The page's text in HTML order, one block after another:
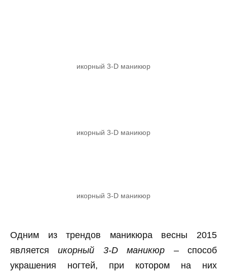
икорный 3-D маникюр
икорный 3-D маникюр
икорный 3-D маникюр
Одним из трендов маникюра весны 2015
являетсяикорный 3-D маникюр – способ
украшения ногтей, при котором на них